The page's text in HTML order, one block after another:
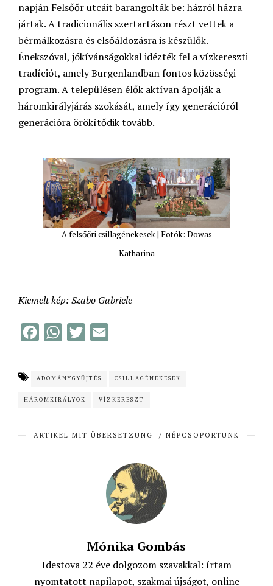
napján Felsőőr utcáit barangolták be: házról házra
jártak. A tradicionális szertartáson részt vettek a
bérmálkozásra és elsőáldozásra is készülők.
Énekszóval, jókívánságokkal idézték fel a vízkereszti
tradíciót, amely Burgenlandban fontos közösségi
program. A településen élők aktívan ápolják a
háromkirályjárás szokását, amely így generációról
generációra örökítődik tovább.
A felsőőri csillagénekesek | Fotók: Dowas
Katharina
Kiemelt kép: Szabo Gabriele
b
o
W
s
p
l
ADOMÁNYGYŰJTÉS CSILLAGÉNEKESEK
HÁROMKIRÁLYOK VÍZKERESZT
ARTIKEL MIT ÜBERSETZUNG / NÉPCSOPORTUNK
Mónika Gombás
Idestova 22 éve dolgozom szavakkal: írtam
nyomtatott napilapot, szakmai újságot, online